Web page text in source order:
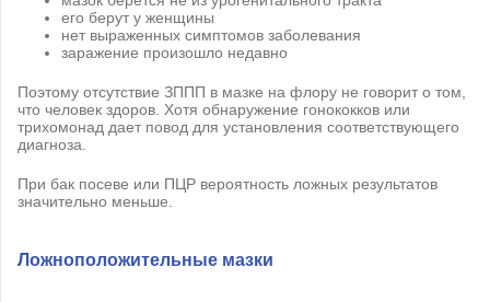
его берут у женщины
нет выраженных симптомов заболевания
заражение произошло недавно
Поэтому отсутствие ЗППП в мазке на флору не говорит о том,
что человек здоров. Хотя обнаружение гонококков или
трихомонад дает повод для установления соответствующего
диагноза.
При бак посеве или ПЦР вероятность ложных результатов
значительно меньше.
Ложноположительные мазки